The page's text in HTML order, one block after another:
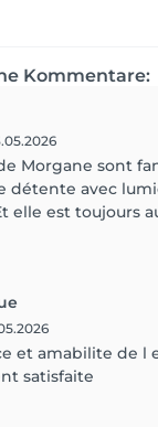
Kommentare:
Morgane sont
détente avec
elle est toujours
et amabilite de l
satisfaite